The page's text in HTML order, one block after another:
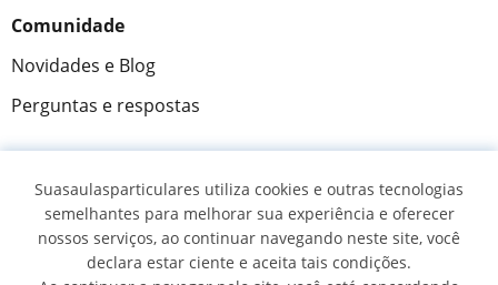
Comunidade
Novidades e Blog
Perguntas e respostas
Fantástica★★★★★ 9,5/10
305883 opiniões de alunos
Suasaulasparticulares utiliza cookies e outras tecnologias
semelhantes para melhorar sua experiência e oferecer
nossos serviços, ao continuar navegando neste site, você
declara estar ciente e aceita tais condições.